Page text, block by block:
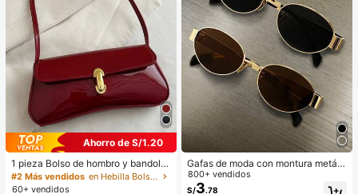
Ahorro de S/1.20
1 pieza Bolso de hombro y bandoler
a de cuero sintético aceitado retro
para mujer, adecuado para citas, sa
#2 Más vendidos
en Hebilla Bolsos De Hombro De Mujer
60+ vendidos
Gafas de moda con montura metáli
ca ovalada/poligonal (media montu
ra), adecuadas para uso diario y act
800+ vendidos
S/3.78